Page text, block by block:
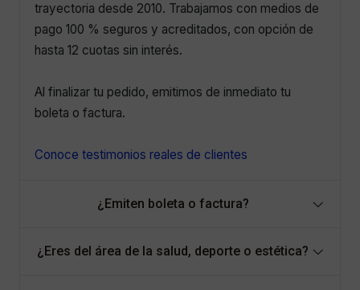
trayectoria desde 2010. Trabajamos con medios de
pago 100 % seguros y acreditados, con opción de
hasta 12 cuotas sin interés.
Al finalizar tu pedido, emitimos de inmediato tu
boleta o factura.
Conoce testimonios reales de clientes
¿Emiten boleta o factura?
¿Eres del área de la salud, deporte o estética?